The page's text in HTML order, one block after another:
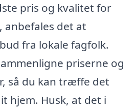
pris og kvalitet for
anbefales det at
fra lokale fagfolk.
priserne og
så du kan træffe det
hjem. Husk, at det i